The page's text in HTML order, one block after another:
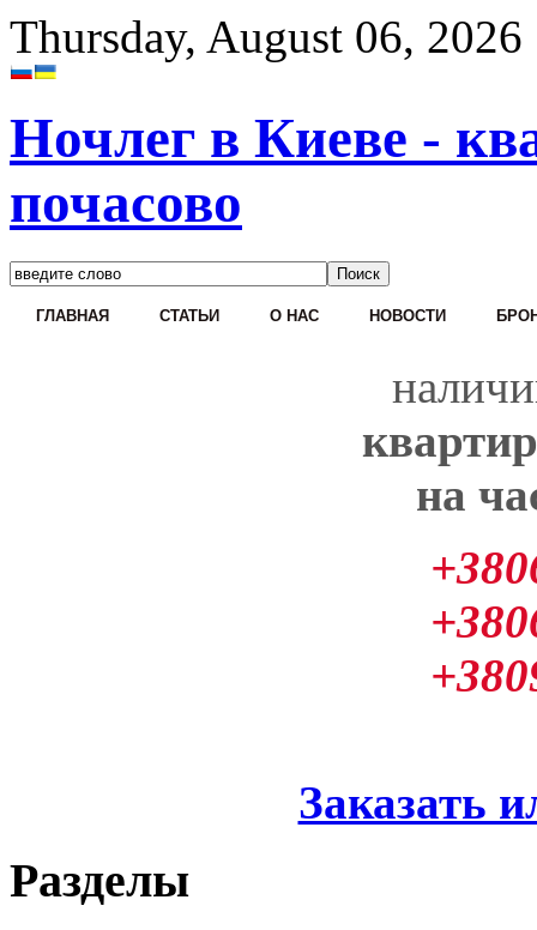
Thursday, August 06, 2026
Ночлег в Киеве -
почасово
ГЛАВНАЯ СТАТЬИ О НАС НОВОСТИ
на
Заказать
Разделы